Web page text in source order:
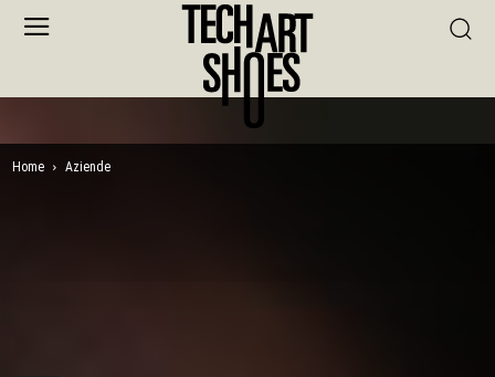
Home Aziende